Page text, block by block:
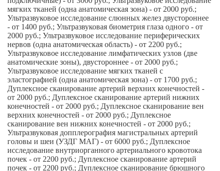
мягких тканей (одна анатомическая зона) - от 2000 руб.;
Ультразвуковое исследование слюнных желез двустороннее
- от 1400 руб.; Ультразвуковая биометрия глаза одного - от
2000 руб.; Ультразвуковое исследование периферических
нервов (одна анатомическая область) - от 2200 руб.;
Ультразвуковое исследование лимфатических узлов (две
анатомические зоны), двустороннее - от 2000 руб.;
Ультразвуковое исследование мягких тканей с
эластографией (одна анатомическая зона) - от 1700 руб.;
Дуплексное сканирование артерий верхних конечностей -
от 2000 руб.; Дуплексное сканирование артерий нижних
конечностей - от 2000 руб.; Дуплексное сканирование вен
верхних конечностей - от 2000 руб.; Дуплексное
сканирование вен нижних конечностей - от 2000 руб.;
Ультразвуковая допплерография магистральных артерий
головы и шеи (УЗДГ МАГ) - от 6000 руб.; Дуплексное
исследование внутриорганного артериального кровотока
почек - от 2200 руб.; Дуплексное сканирование артерий
почек - от 2200 руб.; Дуплексное сканирование брюшного